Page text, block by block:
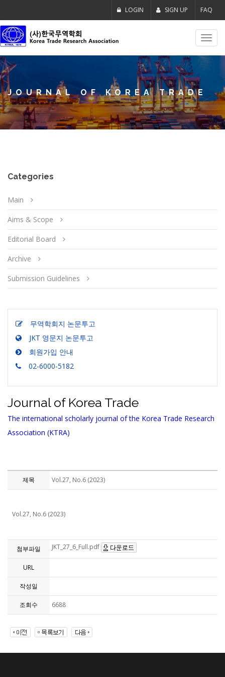
LOGIN SIGN UP FAQ
JOURNAL OF KOREA TRADE
Categories
Main
Aims & Scope
Editorial Board
Archive
Submission Guidelines
무역학회지 논문투고
JKT 영문지 논문투고
회원가입 안내
02-6000-5182
Journal of Korea Trade
The international scholarly journal of the Korea Trade Research
Association (KTRA)
제목 Vol.27, No.6 (2023)
Vol.27, No.6 (2023)
첨부파일 JKT_27_6_Full.pdf
URL
작성일
조회수 6688